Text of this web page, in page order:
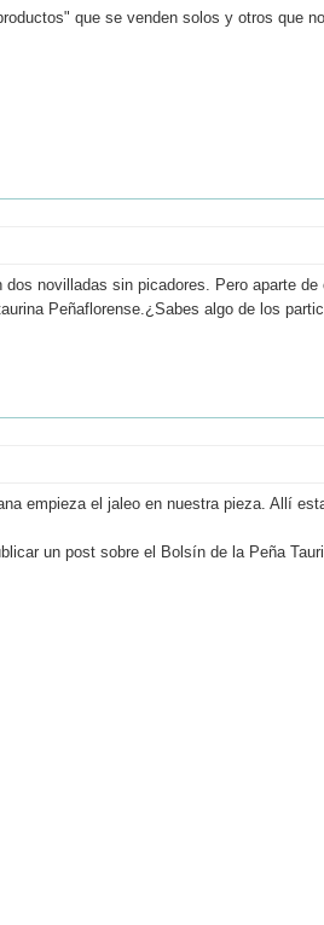
que se venden solos y otros que
novilladas sin picadores. Pero aparte
Peñaflorense.¿Sabes algo de los
empieza el jaleo en nuestra pieza. Allí
un post sobre el Bolsín de la Peña